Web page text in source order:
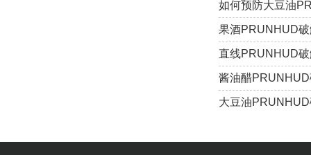
如何预防大豆油
果酒PRUNHUD
直线PRUNHUD
酱油醋
大豆油